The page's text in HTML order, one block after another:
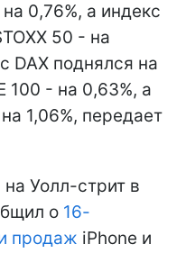
0,76%, а индекс
50 - на
DAX поднялся на
100 - на 0,63%, а
1,06%, передает
Уолл-стрит в
о 16-
продаж iPhone и